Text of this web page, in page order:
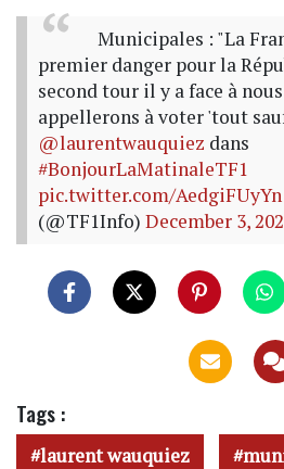
Municipales : "La
premier danger pour la
second tour il y a face à
appellerons à voter 'tout
@laurentwauquiez dans
#BonjourLaMatinaleTF1
pic.twitter.com/AedgiFUyYn
(@TF1Info) December 3,
Tags :
laurent wauquiez